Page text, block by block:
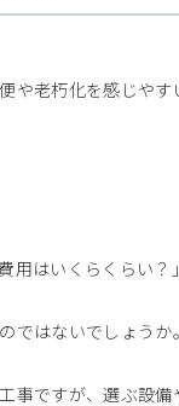
や老朽化を感じやす
用はいくらくらい？」
ではないでしょうか。
事ですが、選ぶ設